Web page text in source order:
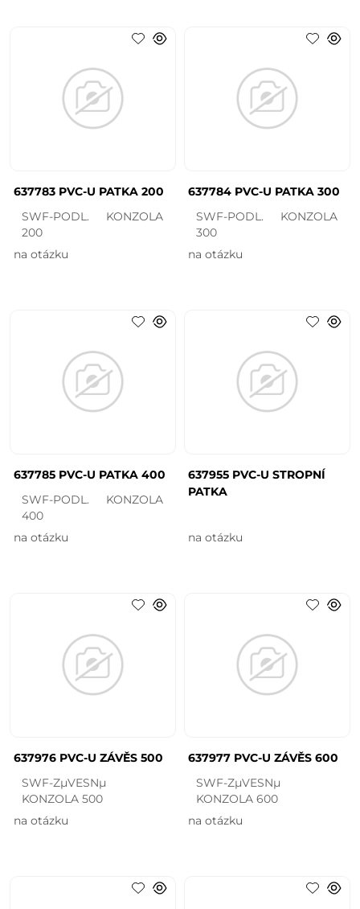
637783 PVC-U PATKA 200
SWF-PODL. KONZOLA
200
na otázku
637784 PVC-U PATKA 300
SWF-PODL. KONZOLA
300
na otázku
637785 PVC-U PATKA 400
SWF-PODL. KONZOLA
400
na otázku
637955 PVC-U STROPNÍ
PATKA
na otázku
637976 PVC-U ZÁVĚS 500
SWF-ZµVESNµ
KONZOLA 500
na otázku
637977 PVC-U ZÁVĚS 600
SWF-ZµVESNµ
KONZOLA 600
na otázku